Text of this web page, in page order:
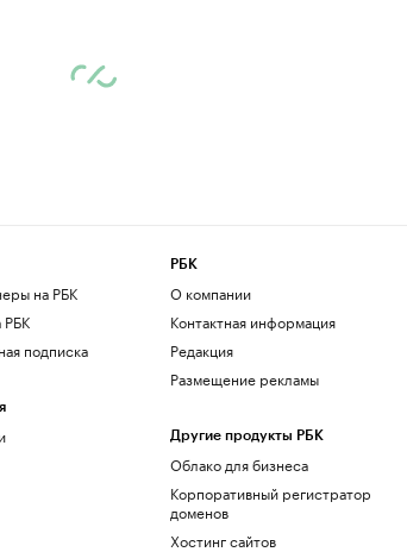
на РБК
РБК
подписка
РБК
О компании
Контактная информация
Редакция
Размещение рекламы
Другие продукты РБК
Облако для бизнеса
Корпоративный регистратор
доменов
Хостинг сайтов